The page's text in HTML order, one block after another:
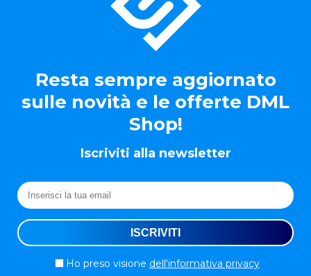
Resta sempre aggiornato
sulle novità e le offerte DML
Shop!
Iscriviti alla newsletter
Ho preso visione dell'informativa privacy